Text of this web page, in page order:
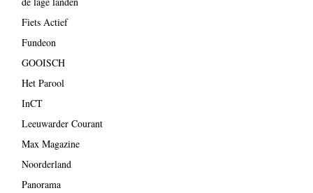
Fiets Actief
Fundeon
GOOISCH
Het Parool
InCT
Leeuwarder Courant
Max Magazine
Noorderland
Panorama